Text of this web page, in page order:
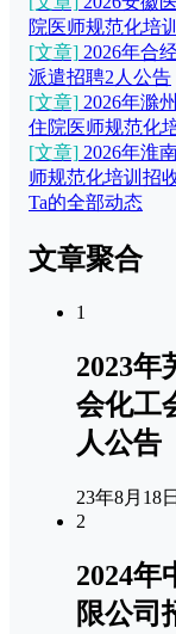
院医师规范化培
[文章] 2026年合
派遣招聘2人公告
[文章] 2026年滁
住院医师规范化
[文章] 2026年淮
师规范化培训招
Ta的全部动态
文章聚合
1
2023年
会化工
人公告
23年8月18日
2
2024年
限公司